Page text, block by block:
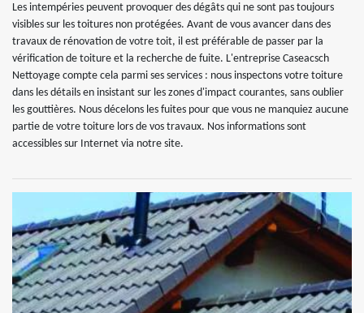
Les intempéries peuvent provoquer des dégâts qui ne sont pas toujours
visibles sur les toitures non protégées. Avant de vous avancer dans des
travaux de rénovation de votre toit, il est préférable de passer par la
vérification de toiture et la recherche de fuite. L'entreprise Caseacsch
Nettoyage compte cela parmi ses services : nous inspectons votre toiture
dans les détails en insistant sur les zones d'impact courantes, sans oublier
les gouttières. Nous décelons les fuites pour que vous ne manquiez aucune
partie de votre toiture lors de vos travaux. Nos informations sont
accessibles sur Internet via notre site.